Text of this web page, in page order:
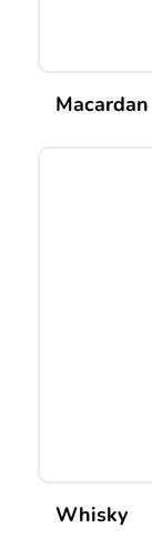
Macardan
Whisky